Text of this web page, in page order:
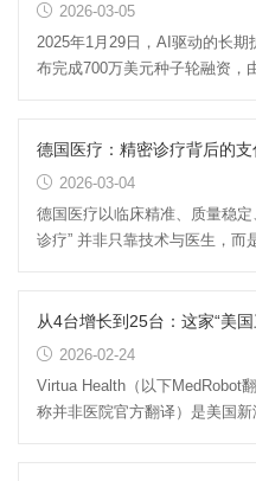
2026-03-05
2025年1月29日，AI驱动的长
布完成700万美元种子轮融资，
德国医疗：精密诊疗背后的
2026-03-04
德国医疗以临床精准、质量稳
诊疗” 并非只靠技术与医生，而
从4台增长到25台：这家“美
2026-02-24
Virtua Health（以下MedRobot
称并非医院官方翻译）是美国新